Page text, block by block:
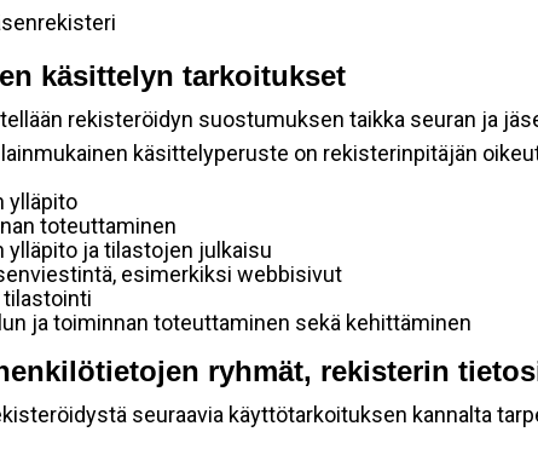
käsittelyn tarkoitukset
rekisteröidyn suostumuksen taikka seuran ja
käsittelyperuste on rekisterinpitäjän
ylläpito
toteuttaminen
ylläpito ja tilastojen julkaisu
esimerkiksi webbisivut
tilastointi
ja toiminnan toteuttaminen sekä kehittäminen
ryhmät, rekisterin
seuraavia käyttötarkoituksen kannalta